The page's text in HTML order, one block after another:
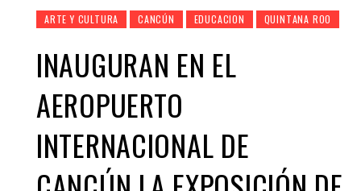
ARTE Y CULTURA CANCÚN EDUCACION QUINTANA ROO
INAUGURAN EN EL
AEROPUERTO
INTERNACIONAL DE